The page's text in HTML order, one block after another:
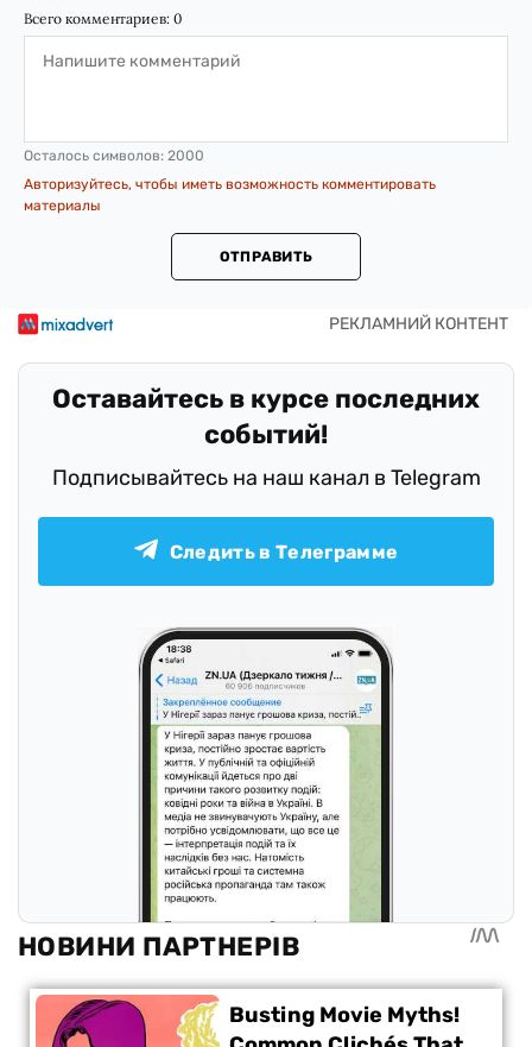
Всего комментариев: 0
Осталось символов: 2000
Авторизуйтесь, чтобы иметь возможность комментировать
материалы
ОТПРАВИТЬ
Оставайтесь в курсе последних
событий!
Подписывайтесь на наш канал в Telegram
Следить в Телеграмме